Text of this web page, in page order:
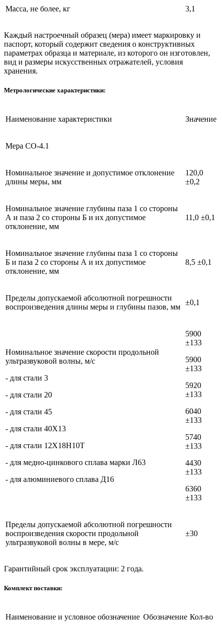
Масса, не более, кг 3,1
Каждый настроечный образец (мера) имеет маркировку и
паспорт, который содержит сведения о конструктивных
параметрах образца и материале, из которого он изготовлен,
вид и размеры искусственных отражателей, условия
хранения.
Метрологические характеристики:
Наименование характеристики Значение
Мера СО-4.1
Номинальное значение и допустимое отклонение
длины меры, мм
120,0
±0,2
Номинальное значение глубины паза 1 со стороны
А и паза 2 со стороны Б и их допустимое
отклонение, мм
11,0 ±0,1
Номинальное значение глубины паза 1 со стороны
Б и паза 2 со стороны А и их допустимое
отклонение, мм
8,5 ±0,1
Пределы допускаемой абсолютной погрешности
воспроизведения длины меры и глубины пазов, мм
±0,1
Номинальное значение скорости продольной
ультразвуковой волны, м/c
- для стали 3
- для стали 20
- для стали 45
- для стали 40Х13
- для стали 12Х18Н10Т
- для медно-цинкового сплава марки Л63
- для алюминиевого сплава Д16
5900
±133
5900
±133
5920
±133
6040
±133
5740
±133
4430
±133
6360
±133
Пределы допускаемой абсолютной погрешности
воспроизведения скорости продольной
ультразвуковой волны в мере, м/с
±30
Гарантийный срок эксплуатации: 2 года.
Комплект поставки:
Наименование и условное обозначение Обозначение Кол-во